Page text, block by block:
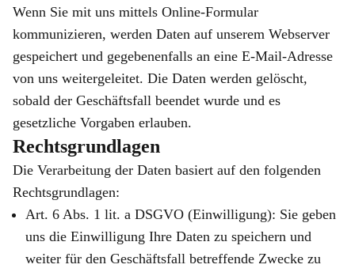
Wenn Sie mit uns mittels Online-Formular
kommunizieren, werden Daten auf unserem Webserver
gespeichert und gegebenenfalls an eine E-Mail-Adresse
von uns weitergeleitet. Die Daten werden gelöscht,
sobald der Geschäftsfall beendet wurde und es
gesetzliche Vorgaben erlauben.
Rechtsgrundlagen
Die Verarbeitung der Daten basiert auf den folgenden
Rechtsgrundlagen:
Art. 6 Abs. 1 lit. a DSGVO (Einwilligung): Sie geben
uns die Einwilligung Ihre Daten zu speichern und
weiter für den Geschäftsfall betreffende Zwecke zu